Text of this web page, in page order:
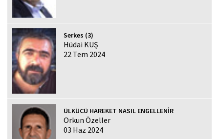
Serkes (3)
Hüdai KUŞ
22 Tem 2024
ÜLKÜCÜ HAREKET NASIL ENGELLENİR
Orkun Özeller
03 Haz 2024